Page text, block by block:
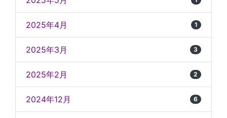
2025年4月 1
2025年3月 3
2025年2月 2
2024年12月 6